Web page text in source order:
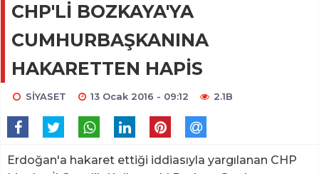
CHP'Lİ BOZKAYA'YA
CUMHURBAŞKANINA
HAKARETTEN HAPİS
SİYASET 13 Ocak 2016 - 09:12 2.1B
Erdoğan'a hakaret ettiği iddiasıyla yargılanan CHP